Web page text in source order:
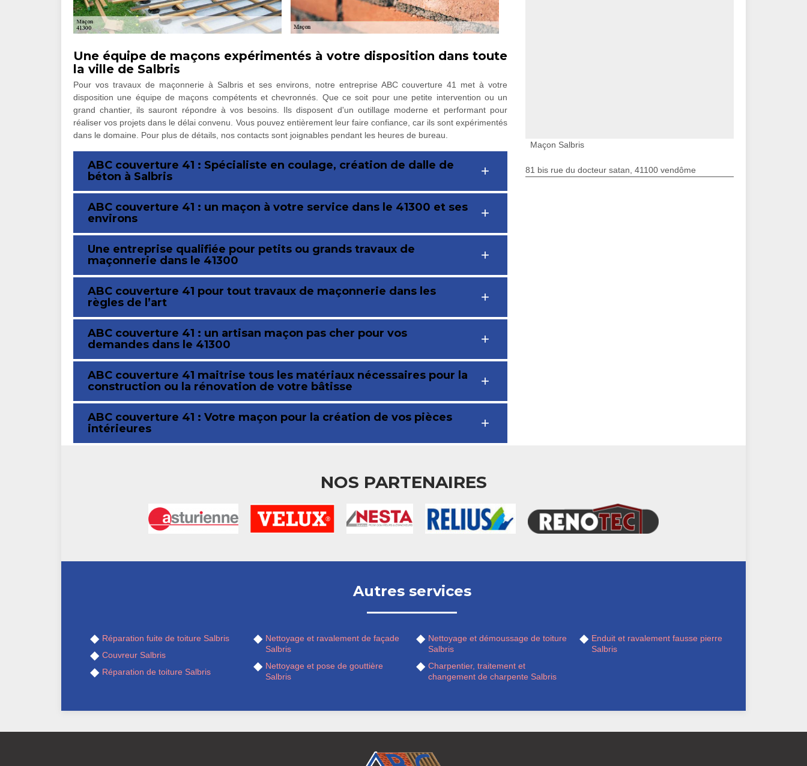
Une équipe de maçons expérimentés à votre disposition dans toute
la ville de Salbris
Pour vos travaux de maçonnerie à Salbris et ses environs, notre entreprise ABC couverture 41 met à votre
disposition une équipe de maçons compétents et chevronnés. Que ce soit pour une petite intervention ou un
grand chantier, ils sauront répondre à vos besoins. Ils disposent d'un outillage moderne et performant pour
réaliser vos projets dans le délai convenu. Vous pouvez entièrement leur faire confiance, car ils sont expérimentés
dans le domaine. Pour plus de détails, nos contacts sont joignables pendant les heures de bureau.
ABC couverture 41 : Spécialiste en coulage, création de dalle de
béton à Salbris
ABC couverture 41 : un maçon à votre service dans le 41300 et ses
environs
Une entreprise qualifiée pour petits ou grands travaux de
maçonnerie dans le 41300
ABC couverture 41 pour tout travaux de maçonnerie dans les
règles de l’art
ABC couverture 41 : un artisan maçon pas cher pour vos
demandes dans le 41300
ABC couverture 41 maitrise tous les matériaux nécessaires pour la
construction ou la rénovation de votre bâtisse
ABC couverture 41 : Votre maçon pour la création de vos pièces
intérieures
Maçon Salbris
81 bis rue du docteur satan, 41100 vendôme
NOS PARTENAIRES
Autres services
Réparation fuite de toiture Salbris
Couvreur Salbris
Réparation de toiture Salbris
Nettoyage et ravalement de façade
Salbris
Nettoyage et pose de gouttière
Salbris
Nettoyage et démoussage de toiture
Salbris
Charpentier, traitement et
changement de charpente Salbris
Enduit et ravalement fausse pierre
Salbris